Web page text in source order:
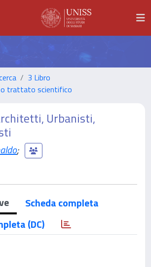
3 Libro
trattato scientifico
Urbanisti,
;
Scheda completa
(DC)